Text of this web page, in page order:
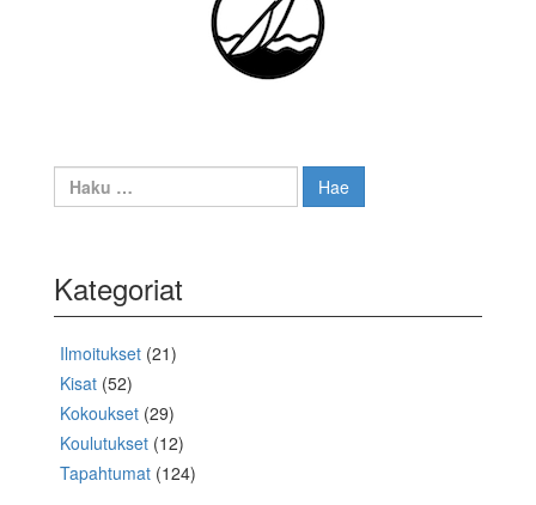
Haku:
Kategoriat
Ilmoitukset (21)
Kisat (52)
Kokoukset (29)
Koulutukset (12)
Tapahtumat (124)